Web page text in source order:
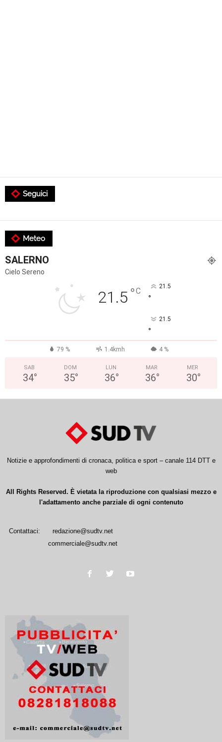
Seguici
Meteo
SALERNO
Cielo Sereno
21.5 °C 21.5
°
21.5
°
79 % 1.4kmh 4 %
SAB
34°
DOM
35°
LUN
36°
MAR
36°
MER
30°
Notizie e approfondimenti di cronaca, politica e sport – canale 114 DTT e
web
All Rights Reserved. È vietata la riproduzione con qualsiasi mezzo e
l'adattamento anche parziale di ogni contenuto
Contattaci:
redazione@sudtv.net
commerciale@sudtv.net